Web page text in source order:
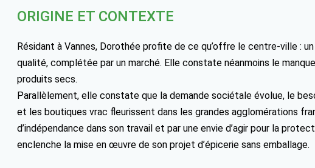
ORIGINE ET CONTEXTE
Résidant à Vannes, Dorothée profite de ce qu’offre le centre-ville :
qualité, complétée par un marché. Elle constate néanmoins le
produits secs.
Parallèlement, elle constate que la demande sociétale évolue, le
et les boutiques vrac fleurissent dans les grandes agglomérations
d’indépendance dans son travail et par une envie d’agir pour la
enclenche la mise en œuvre de son projet d’épicerie sans emballage.